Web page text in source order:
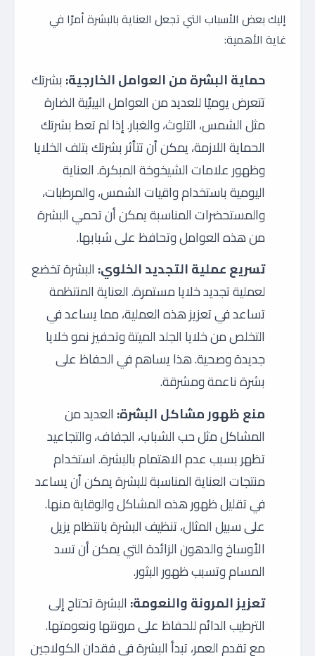
إليك بعض الأسباب التي تجعل العناية بالبشرة أمرًا في
غاية الأهمية:
حماية البشرة من العوامل الخارجية: بشرتك
تتعرض يوميًا للعديد من العوامل البيئية الضارة
مثل الشمس، التلوث، والغبار. إذا لم تعط بشرتك
الحماية اللازمة، يمكن أن تتأثر بشرتك بتلف الخلايا
وظهور علامات الشيخوخة المبكرة. العناية
اليومية باستخدام واقيات الشمس، والمرطبات،
والمستحضرات المناسبة يمكن أن تحمي البشرة
من هذه العوامل وتحافظ على شبابها.
تسريع عملية التجديد الخلوي: البشرة تخضع
لعملية تجديد خلايا مستمرة. العناية المنتظمة
تساعد في تعزيز هذه العملية، مما يساعد في
التخلص من خلايا الجلد الميتة وتحفيز نمو خلايا
جديدة وصحية. هذا يساهم في الحفاظ على
بشرة ناعمة ومشرقة.
منع ظهور مشاكل البشرة: العديد من
المشاكل مثل حب الشباب، الجفاف، والتجاعيد
تظهر بسبب عدم الاهتمام بالبشرة. استخدام
منتجات العناية المناسبة للبشرة يمكن أن يساعد
في تقليل ظهور هذه المشاكل والوقاية منها.
على سبيل المثال، تنظيف البشرة بانتظام يزيل
الأوساخ والدهون الزائدة التي يمكن أن تسد
المسام وتسبب ظهور البثور.
تعزيز المرونة والنعومة: البشرة تحتاج إلى
الترطيب الدائم للحفاظ على مرونتها ونعومتها.
مع تقدم العمر، تبدأ البشرة في فقدان الكولاجين